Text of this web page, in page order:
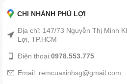
CHI NHÁNH PHÚ LỢI
Địa chỉ: 147/73 Nguyễn Thị Minh
Lợi, TP.HCM
Điện thoại:0978.553.775
Email: remcuaxinhsg@gmail.com